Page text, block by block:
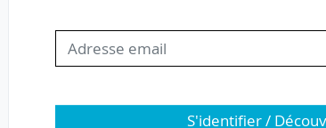
S'identifier /